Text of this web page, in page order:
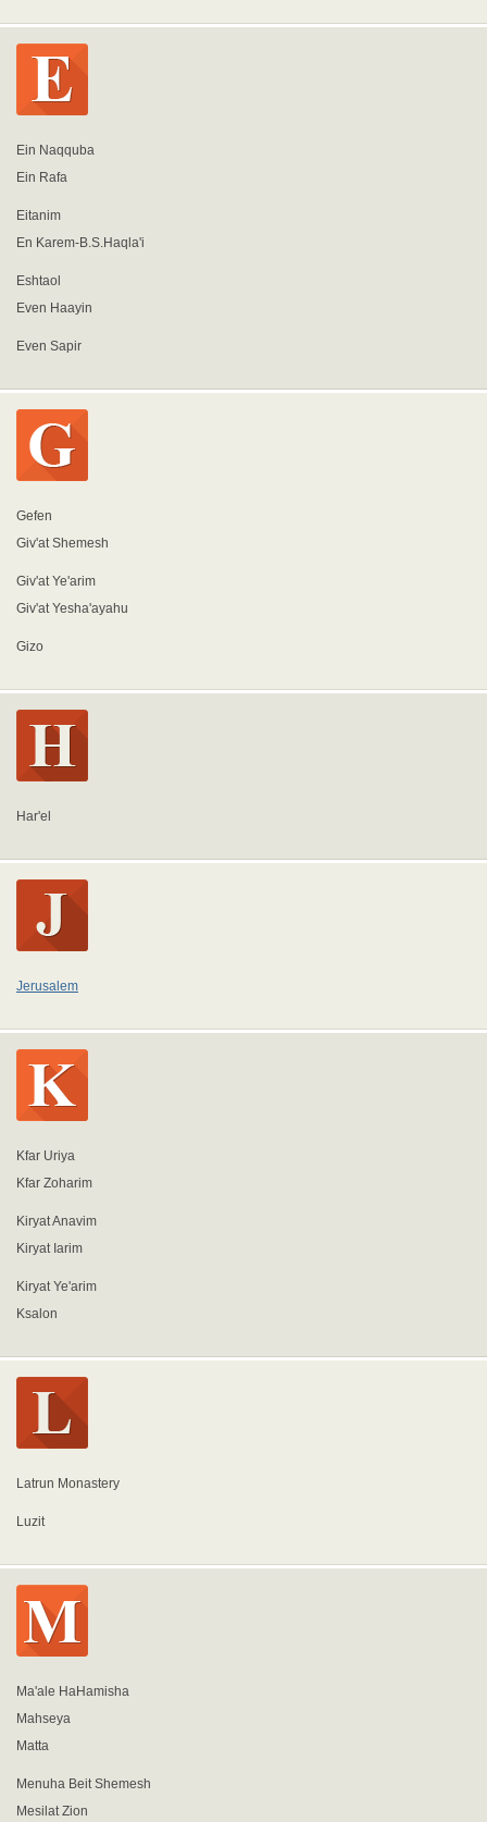
Ein Naqquba
Ein Rafa
Eitanim
En Karem-B.S.Haqla'i
Eshtaol
Even Haayin
Even Sapir
Gefen
Giv'at Shemesh
Giv'at Ye'arim
Giv'at Yesha'ayahu
Gizo
Har'el
Jerusalem
Kfar Uriya
Kfar Zoharim
Kiryat Anavim
Kiryat Iarim
Kiryat Ye'arim
Ksalon
Latrun Monastery
Luzit
Ma'ale HaHamisha
Mahseya
Matta
Menuha Beit Shemesh
Mesilat Zion